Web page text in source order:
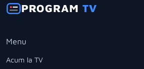
PROGRAMTV
Menu
Acum la TV